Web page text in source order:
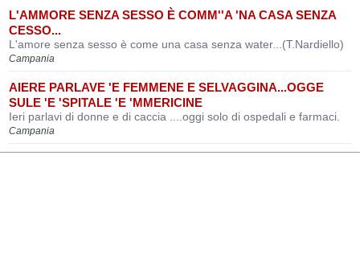
L'AMMORE SENZA SESSO È COMM''A 'NA CASA SENZA
CESSO...
L'amore senza sesso è come una casa senza water...(T.Nardiello)
Campania
AIERE PARLAVE 'E FEMMENE E SELVAGGINA...OGGE
SULE 'E 'SPITALE 'E 'MMERICINE
Ieri parlavi di donne e di caccia ....oggi solo di ospedali e farmaci.
Campania